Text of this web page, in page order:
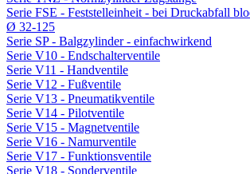
Serie FSE - Feststelleinheit - bei Druckabfall
Ø 32-125
Serie SP - Balgzylinder - einfachwirkend
Serie V10 - Endschalterventile
Serie V11 - Handventile
Serie V12 - Fußventile
Serie V13 - Pneumatikventile
Serie V14 - Pilotventile
Serie V15 - Magnetventile
Serie V16 - Namurventile
Serie V17 - Funktionsventile
Serie V18 - Sonderventile